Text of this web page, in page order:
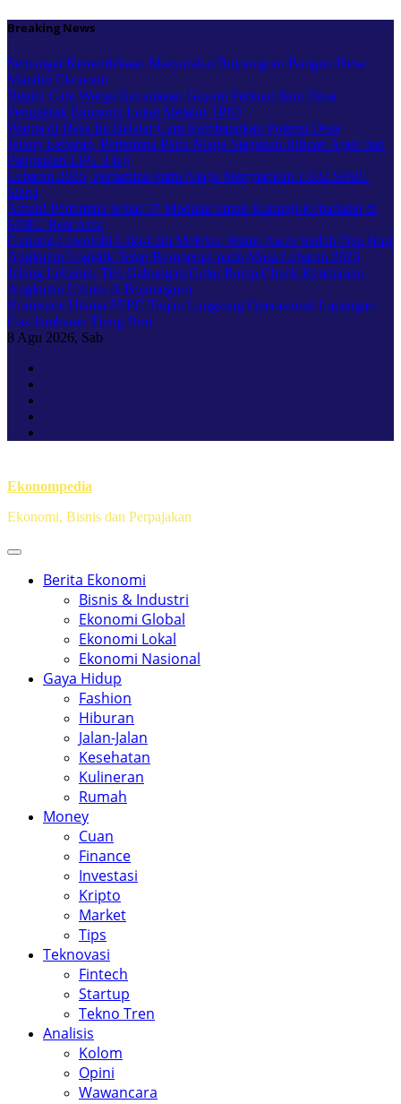
Skip
content
Breaking News
Semangat Kemerdekaan Masyarakat Bojonegoro Bangun Desa
Mandiri Ekonomi
Begini Cara Warga Kecamatan Gayam Perkuat Ikon Desa
Penggerak Ekonomi Lokal Melalui TPID
Warga di Desa Ini Belajar Cara Kembangkan Potensi Desa
Jelang Lebaran, Pertamina Patra Niaga Siagakan Ribuan Agen dan
Pangkalan LPG 3 Kg
Lebaran 2025, Pertamina Patra Niaga Menyiapkan 1.832 SPBU
Siaga
Aman! Pertamina Sebar 57 Modular untuk Kurangi Kepadatan di
SPBU Rest Area
Gunung Lewotobi Laki-Laki Meletus, Status Awas Sudah Dua Hari
Angkutan Logistik Tetap Beroperasi pada Masa Lebaran 2025
Jelang Lebaran, Tim Gabungan Gelar Ramp Check Kendaraan
Angkutan Umum di Bojonegoro
Komisaris Utama PEPC Tinjau Langsung Operasional Lapangan
Gas Jambaran Tiung Biru
8 Agu 2026, Sab
Ekonompedia
Ekonomi, Bisnis dan Perpajakan
Berita Ekonomi
Bisnis & Industri
Ekonomi Global
Ekonomi Lokal
Ekonomi Nasional
Gaya Hidup
Fashion
Hiburan
Jalan-Jalan
Kesehatan
Kulineran
Rumah
Money
Cuan
Finance
Investasi
Kripto
Market
Tips
Teknovasi
Fintech
Startup
Tekno Tren
Analisis
Kolom
Opini
Wawancara